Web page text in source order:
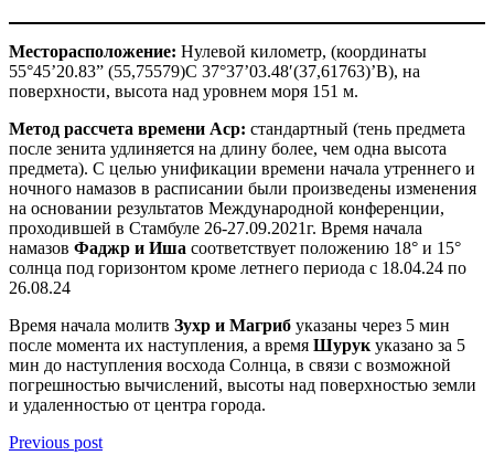
Месторасположение: Нулевой километр, (координаты
55°45’20.83” (55,75579)С 37°37’03.48′(37,61763)’В), на
поверхности, высота над уровнем моря 151 м.
Метод рассчета времени Аср: стандартный (тень предмета
после зенита удлиняется на длину более, чем одна высота
предмета). С целью унификации времени начала утреннего и
ночного намазов в расписании были произведены изменения
на основании результатов Международной конференции,
проходившей в Стамбуле 26-27.09.2021г. Время начала
намазов Фаджр и Иша соответствует положению 18° и 15°
солнца под горизонтом кроме летнего периода с 18.04.24 по
26.08.24
Время начала молитв Зухр и Магриб указаны через 5 мин
после момента их наступления, а время Шурук указано за 5
мин до наступления восхода Солнца, в связи с возможной
погрешностью вычислений, высоты над поверхностью земли
и удаленностью от центра города.
Previous post